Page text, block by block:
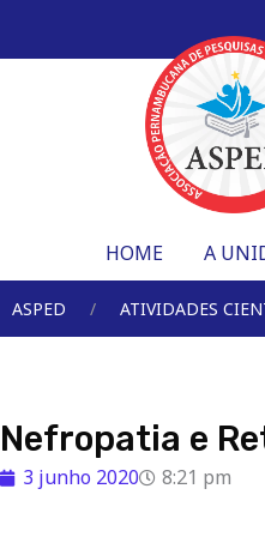
HOME A
ASPED ATIVIDADES
Nefropatia e
3 junho 2020 8:21 pm